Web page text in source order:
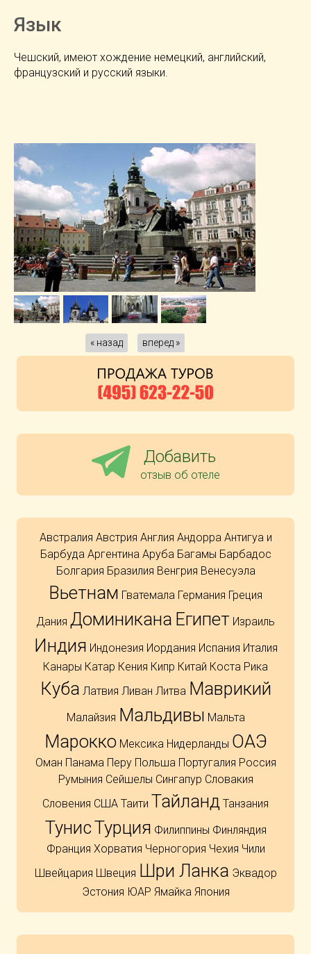
Язык
Чешский, имеют хождение немецкий, английский,
французский и русский языки.
« назад вперед »
Добавить
отзыв об отеле
Австралия Австрия Англия Андорра Антигуа и
Барбуда Аргентина Аруба Багамы Барбадос
Болгария Бразилия Венгрия Венесуэла
Вьетнам Гватемала Германия Греция
Дания Доминикана Египет Израиль
Индия Индонезия Иордания Испания Италия
Канары Катар Кения Кипр Китай Коста Рика
Куба Латвия Ливан Литва Маврикий
Малайзия Мальдивы Мальта
Марокко Мексика Нидерланды ОАЭ
Оман Панама Перу Польша Португалия Россия
Румыния Сейшелы Сингапур Словакия
Словения США Таити Тайланд Танзания
ТунисТурция Филиппины Финляндия
Франция Хорватия Черногория Чехия Чили
Швейцария Швеция Шри Ланка Эквадор
Эстония ЮАР Ямайка Япония